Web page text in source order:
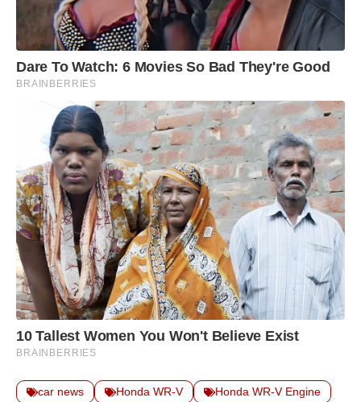
car news Honda WR-V
Honda WR-V Engine